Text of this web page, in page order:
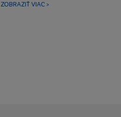
ZOBRAZIŤ VIAC >